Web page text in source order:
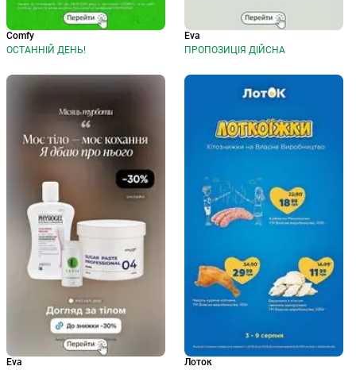
Comfy
ОСТАННІЙ ДЕНЬ!
Eva
Eva
ПРОПОЗИЦІЯ ДІЙСНА
Лоток